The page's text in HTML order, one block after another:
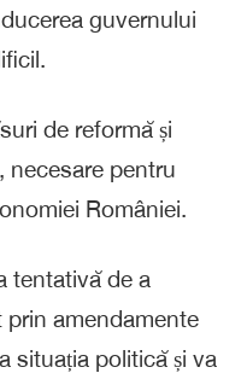
guvernului
de reformă și
necesare pentru
României.
tentativă de a
amendamente
situația politică și va